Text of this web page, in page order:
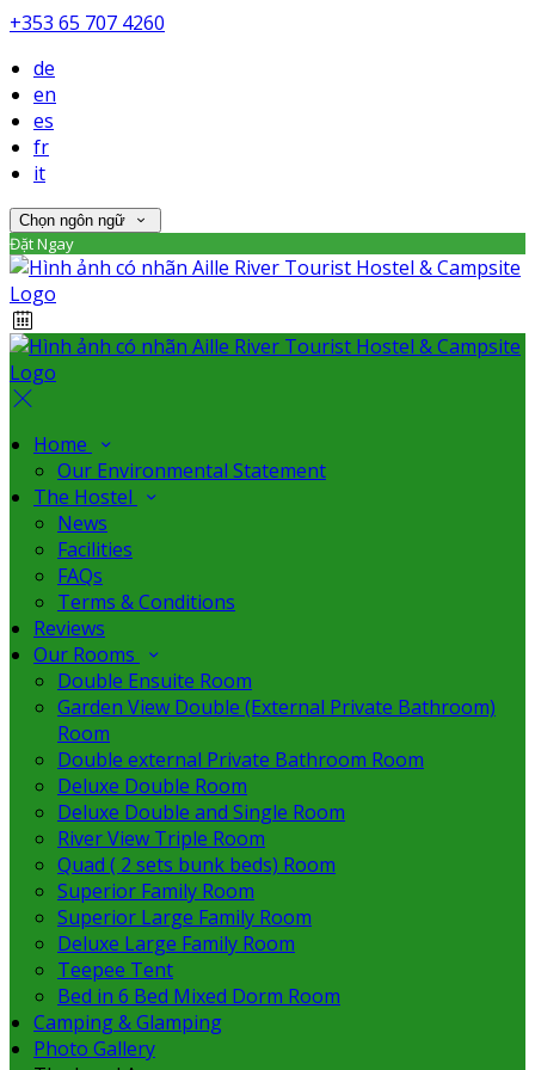
+353 65 707 4260
de
en
es
fr
it
Chọn ngôn ngữ
Đặt Ngay
Home
Our Environmental Statement
The Hostel
News
Facilities
FAQs
Terms & Conditions
Reviews
Our Rooms
Double Ensuite Room
Garden View Double (External Private Bathroom)
Room
Double external Private Bathroom Room
Deluxe Double Room
Deluxe Double and Single Room
River View Triple Room
Quad ( 2 sets bunk beds) Room
Superior Family Room
Superior Large Family Room
Deluxe Large Family Room
Teepee Tent
Bed in 6 Bed Mixed Dorm Room
Camping & Glamping
Photo Gallery